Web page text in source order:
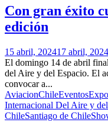
Con gran éxito
edición
15 abril, 202417 abril, 2024
El domingo 14 de abril
del Aire y del Espacio. El
convocar a...
AviacionChileEventos
Internacional Del Aire y
ChileSantiago de Chile